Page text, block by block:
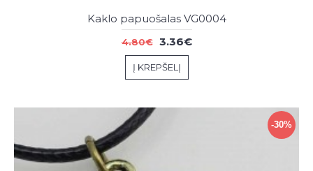
Kaklo papuošalas VG0004
4.80€ 3.36€
Į KREPŠELĮ
-30%